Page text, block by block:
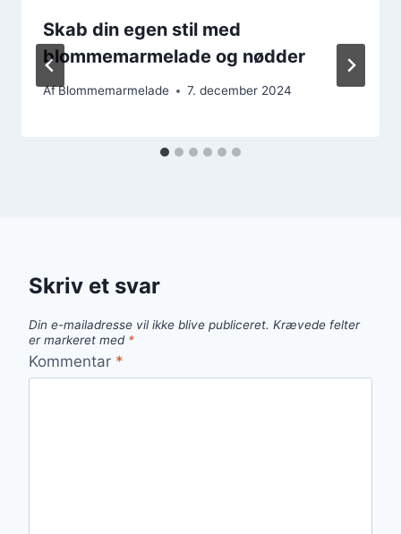
Skab din egen stil med
blommemarmelade og nødder
AfBlommemarmelade 7. december 2024
Skriv et svar
Din e-mailadresse vil ikke blive publiceret. Krævede felter
er markeret med *
Kommentar *